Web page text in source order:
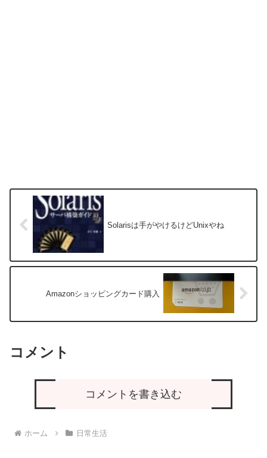
Solarisは手がやけるけどUnixやね
Amazonショッピングカード購入
コメント
コメントを書き込む
ホーム 日常生活